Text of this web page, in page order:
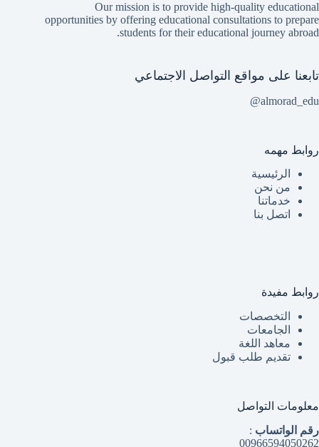
Our mission is to provide high-quality educational
opportunities by offering educational consultations to prepare
students for their educational journey abroad.
تابعنا على مواقع التواصل الاجتماعي
almorad_edu@
روابط مهمه
الرئيسية
من نحن
خدماتنا
اتصل بنا
روابط مفيدة
التخصصات
الجامعات
معاهد اللغة
تقديم طلب قبول
معلومات التواصل
رقم الواتساب :
00966594050262